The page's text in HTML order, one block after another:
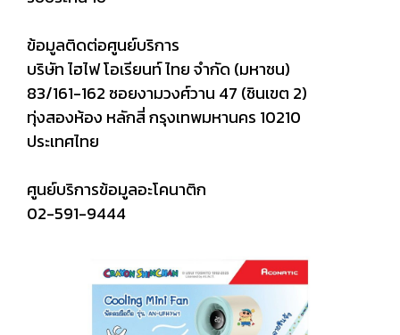
ข้อมูลติดต่อศูนย์บริการ
บริษัท ไฮไฟ โอเรียนท์ ไทย จำกัด (มหาชน)
83/161-162 ซอยงามวงศ์วาน 47 (ชินเขต 2)
ทุ่งสองห้อง หลักสี่ กรุงเทพมหานคร 10210
ประเทศไทย
ศูนย์บริการข้อมูลอะโคนาติก
02-591-9444